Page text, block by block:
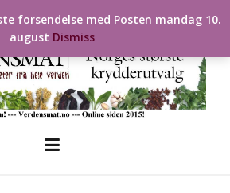
forsendelse med Posten mandag 10.
august Dismiss